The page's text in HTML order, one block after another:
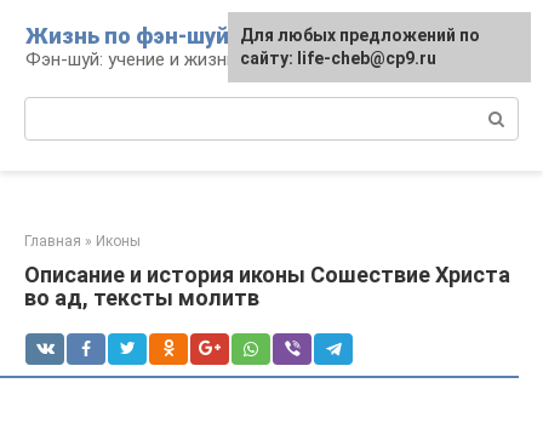
контенту
Жизнь по фэн-шуй
Фэн-шуй: учение и жизнь
Главная » Иконы
Описание и история иконы Сошествие Христа
во ад, тексты молитв
Для любых предложений по
сайту: life-cheb@cp9.ru
Для любых предложений по
сайту: life-cheb@cp9.ru